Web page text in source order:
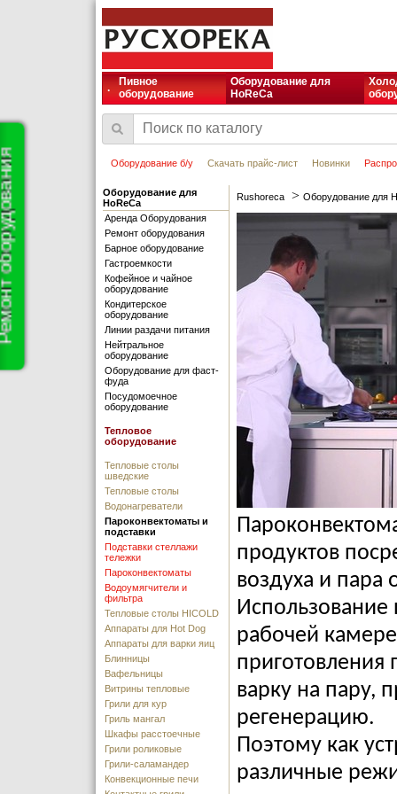
.
Пивное
оборудование
Оборудование для
HoReCa
Оборудование б/у Скачать прайс-лист Новинки
Оборудование для
HoReCa
Аренда Оборудования
Ремонт оборудования
Барное оборудование
Гастроемкости
Кофейное и чайное
оборудование
Кондитерское
оборудование
Линии раздачи питания
Нейтральное
оборудование
Оборудование для фаст-
фуда
Посудомоечное
оборудование
Тепловое
оборудование
Тепловые столы
шведские
Тепловые столы
Водонагреватели
Пароконвектоматы и
подставки
Подставки стеллажи
тележки
Пароконвектоматы
Водоумягчители и
фильтра
Тепловые столы HICOLD
Аппараты для Hot Dog
Аппараты для варки яиц
Блинницы
Вафельницы
Витрины тепловые
Грили для кур
Гриль мангал
Шкафы расстоечные
Грили роликовые
Грили-саламандер
Конвекционные печи
Rushoreca > Оборудование для
продуктов
воздуха и пара
Использование
рабочей
приготовления
варку на пару,
регенерацию.
Поэтому как
различные